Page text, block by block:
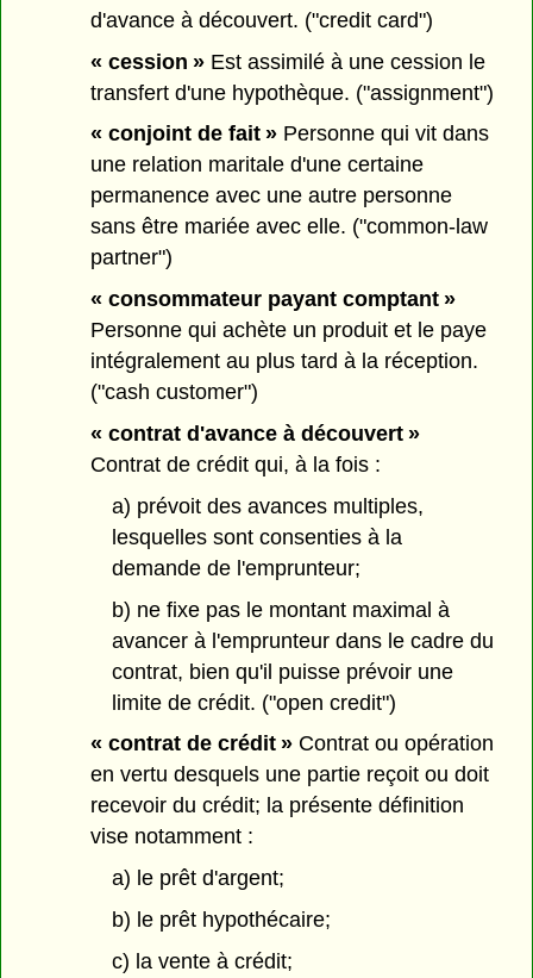
d'avance à découvert. ("credit card")
« cession » Est assimilé à une cession le
transfert d'une hypothèque. ("assignment")
« conjoint de fait » Personne qui vit dans
une relation maritale d'une certaine
permanence avec une autre personne
sans être mariée avec elle. ("common-law
partner")
« consommateur payant comptant »
Personne qui achète un produit et le paye
intégralement au plus tard à la réception.
("cash customer")
« contrat d'avance à découvert »
Contrat de crédit qui, à la fois :
a) prévoit des avances multiples,
lesquelles sont consenties à la
demande de l'emprunteur;
b) ne fixe pas le montant maximal à
avancer à l'emprunteur dans le cadre du
contrat, bien qu'il puisse prévoir une
limite de crédit. ("open credit")
« contrat de crédit » Contrat ou opération
en vertu desquels une partie reçoit ou doit
recevoir du crédit; la présente définition
vise notamment :
a) le prêt d'argent;
b) le prêt hypothécaire;
c) la vente à crédit;